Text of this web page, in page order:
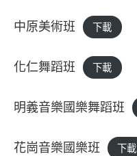
中原美術班 下載
化仁舞蹈班 下載
明義音樂國樂舞蹈班
花崗音樂國樂班 下載